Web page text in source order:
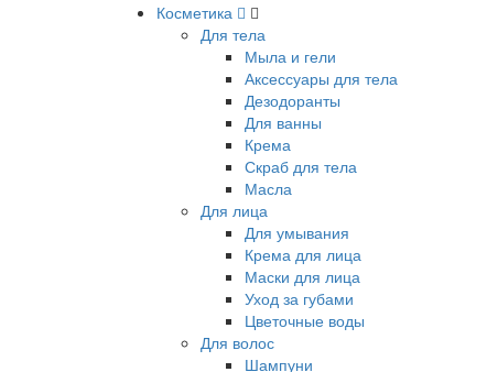
Косметика
Для тела
Мыла и гели
Аксессуары для тела
Дезодоранты
Для ванны
Крема
Скраб для тела
Масла
Для лица
Для умывания
Крема для лица
Маски для лица
Уход за губами
Цветочные воды
Для волос
Шампуни